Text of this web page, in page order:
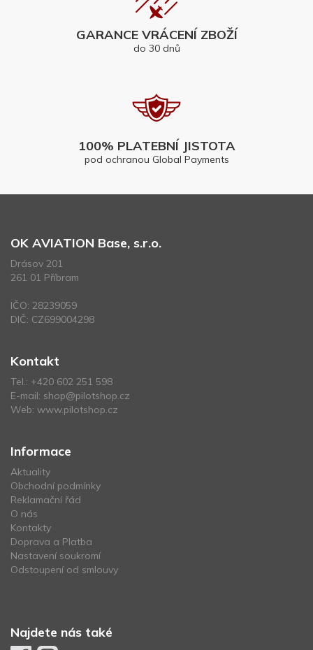
GARANCE VRÁCENÍ ZBOŽÍ
do 30 dnů
100% PLATEBNÍ JISTOTA
pod ochranou Global Payments
OK AVIATION Base, s.r.o.
Drásov 201
261 01 Příbram
IČO: 28239059
DIČ: CZ699004298
Kontakt
Tel.: +420 602 251 598
E-mail: shop@pilotshop.cz
Web: www.pilotshop.cz
Informace
Aktuality
Obchodní podmínky
Reklamační řád
O nás
Kontakty
Doprava a Platba
Nastavení soukromí
Odstoupení od smlouvy
Najdete nás také